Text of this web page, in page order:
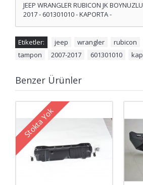
JEEP WRANGLER RUBICON JK
2017 - 601301010 - KAPORTA -
Etiketler: jeep wrangler rubicon
tampon
2007-2017 601301010
Benzer Ürünler
Stokta Yok